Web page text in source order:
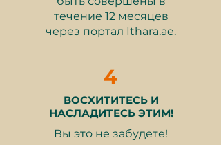
равновесии и с глубоким
обновлением.
Глубокая консультация,
охватывающая медицинскую
течение 12 месяцев
через портал Ithara.ae.
4
ВОСХИТИТЕСЬ И
НАСЛАДИТЕСЬ ЭТИМ!
Вы это не забудете!